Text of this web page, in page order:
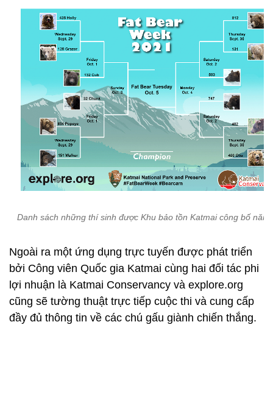
Danh sách những thí sinh được Khu bảo tồn Katmai công bố năm
Ngoài ra một ứng dụng trực tuyến được phát triển
bởi Công viên Quốc gia Katmai cùng hai đối tác phi
lợi nhuận là Katmai Conservancy và explore.org
cũng sẽ tường thuật trực tiếp cuộc thi và cung cấp
đầy đủ thông tin về các chú gấu giành chiến thắng.